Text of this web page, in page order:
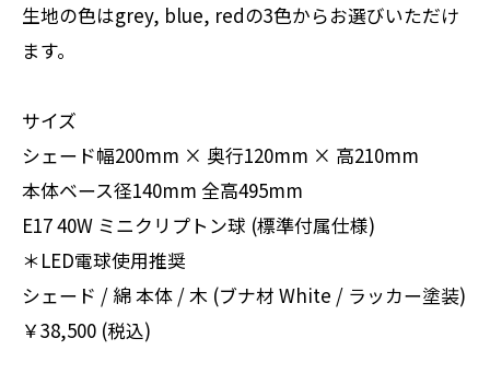
生地の色はgrey, blue, redの3色からお選びいただけ
ます。
サイズ
シェード幅200mm × 奥行120mm × 高210mm
本体ベース径140mm 全高495mm
E17 40W ミニクリプトン球 (標準付属仕様)
＊LED電球使用推奨
シェード / 綿 本体 / 木 (ブナ材 White / ラッカー塗装)
￥38,500 (税込)